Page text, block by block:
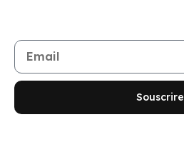
Souscrire